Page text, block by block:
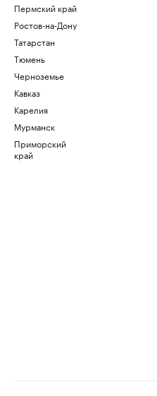
Пермский край
Ростов-на-Дону
Татарстан
Тюмень
Черноземье
Кавказ
Карелия
Мурманск
Приморский
край